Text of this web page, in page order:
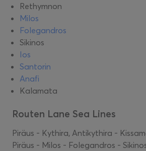
Rethymnon
Milos
Folegandros
Sikinos
Ios
Santorin
Anafi
Kalamata
Routen Lane Sea Lines
Piräus - Kythira, Antikythira -
Piräus - Milos - Folegandros -